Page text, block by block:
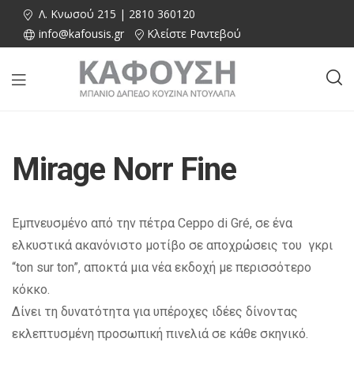
Λ. Κνωσού 215 | 2810 360120
info@kafousis.gr
Κλείστε Ραντεβού
Mirage Norr Fine
Εμπνευσμένο από την πέτρα Ceppo di Gré, σε ένα
ελκυστικά ακανόνιστο μοτίβο σε αποχρώσεις του γκρι
“ton sur ton”, αποκτά μια νέα εκδοχή με περισσότερο
κόκκο.
Δίνει τη δυνατότητα για υπέροχες ιδέες δίνοντας
εκλεπτυσμένη προσωπική πινελιά σε κάθε σκηνικό.